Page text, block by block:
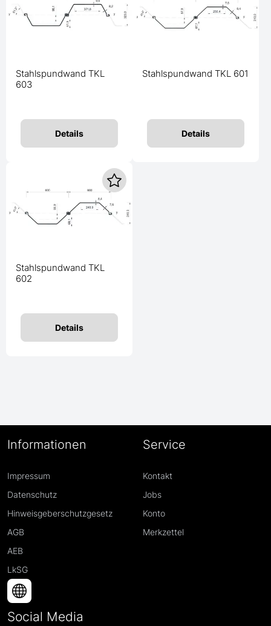
Stahlspundwand TKL
603
Details
Stahlspundwand TKL 601
Details
Stahlspundwand TKL
602
Details
Informationen
Impressum
Datenschutz
Hinweisgeberschutzgesetz
AGB
AEB
LkSG
Service
Kontakt
Jobs
Konto
Merkzettel
Social Media